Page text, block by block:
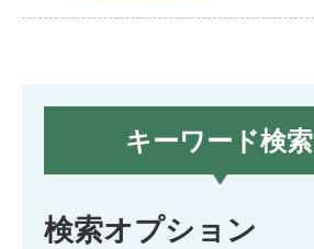
キーワード検索
検索オプション